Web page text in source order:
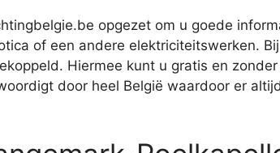
opgezet om u goede
of een andere elektriciteitswerken.
Hiermee kunt u gratis en
door heel België waardoor er